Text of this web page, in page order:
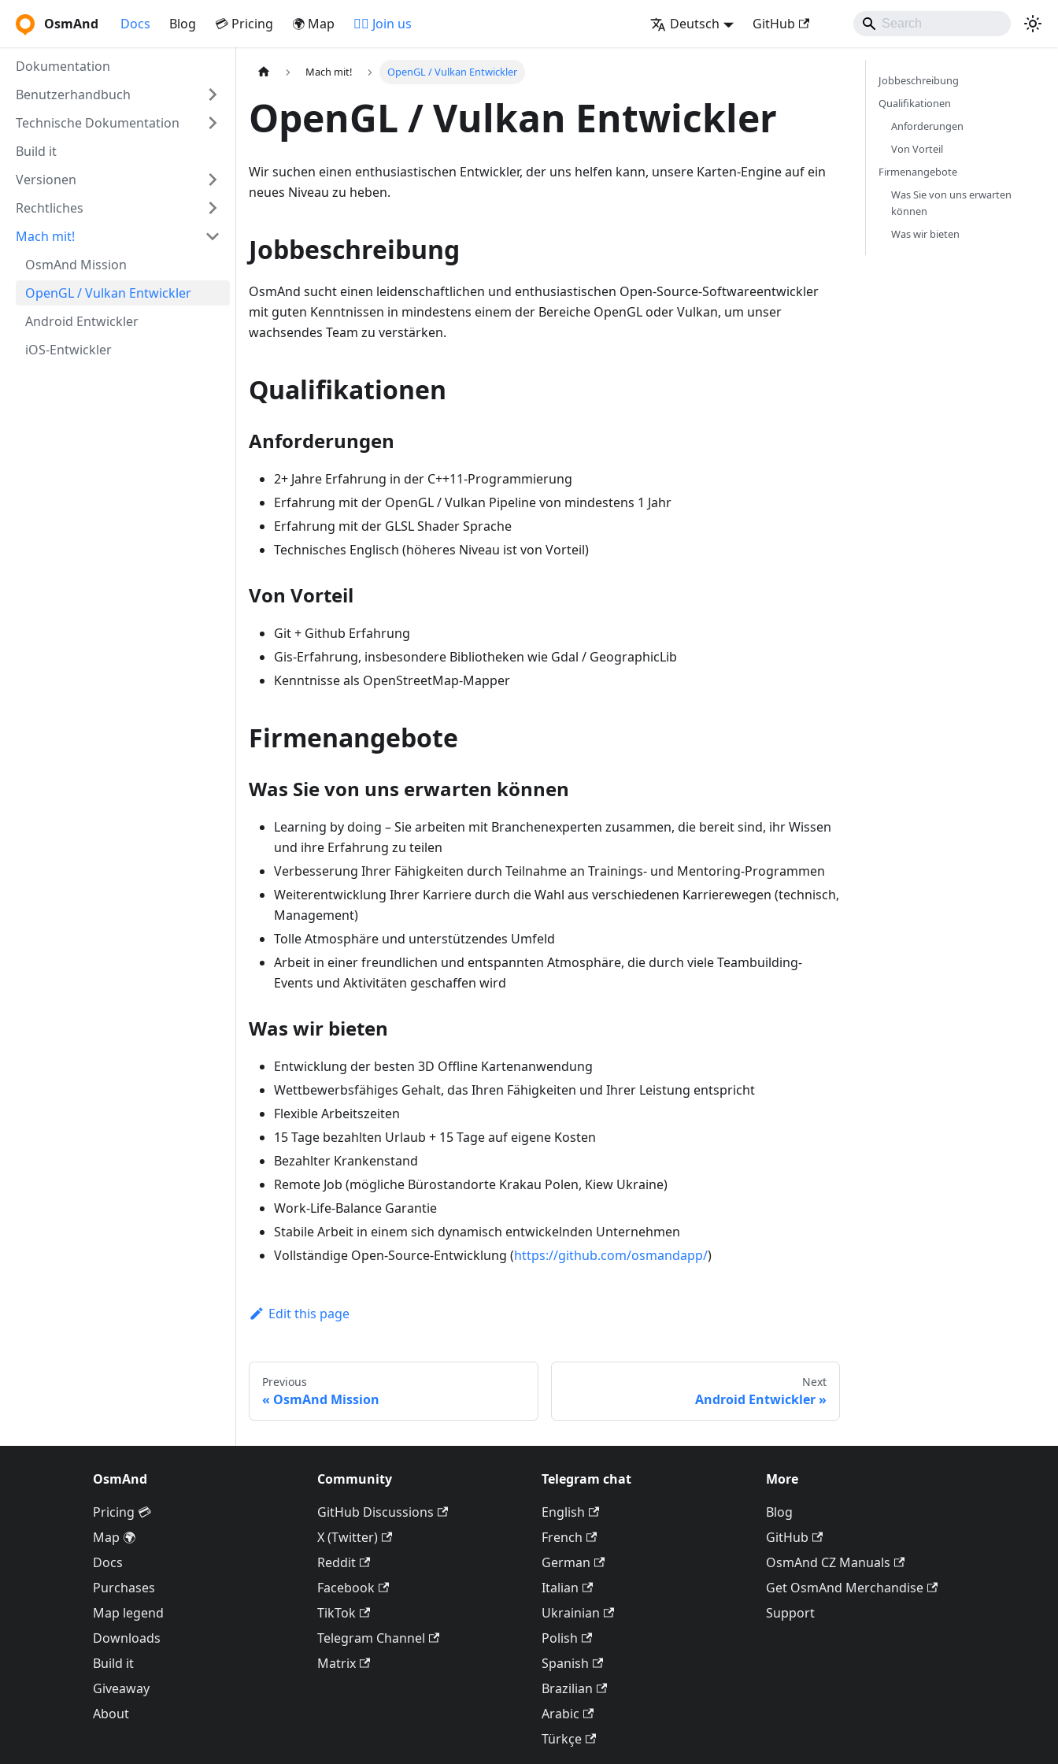
OsmAnd Docs Blog 💳 Pricing 🌍 Map 🚵‍♂️ Join us Deutsch GitHub
Dokumentation
Benutzerhandbuch
Technische Dokumentation
Build it
Versionen
Rechtliches
Mach mit!
OsmAnd Mission
OpenGL / Vulkan Entwickler
Android Entwickler
iOS-Entwickler
Mach mit! OpenGL / Vulkan Entwickler
OpenGL / Vulkan Entwickler
Wir suchen einen enthusiastischen Entwickler, der uns helfen kann, unsere Karten-Engine auf ein
neues Niveau zu heben.
Jobbeschreibung
OsmAnd sucht einen leidenschaftlichen und enthusiastischen Open-Source-Softwareentwickler
mit guten Kenntnissen in mindestens einem der Bereiche OpenGL oder Vulkan, um unser
wachsendes Team zu verstärken.
Qualifikationen
Anforderungen
2+ Jahre Erfahrung in der C++11-Programmierung
Erfahrung mit der OpenGL / Vulkan Pipeline von mindestens 1 Jahr
Erfahrung mit der GLSL Shader Sprache
Technisches Englisch (höheres Niveau ist von Vorteil)
Von Vorteil
Git + Github Erfahrung
Gis-Erfahrung, insbesondere Bibliotheken wie Gdal / GeographicLib
Kenntnisse als OpenStreetMap-Mapper
Firmenangebote
Was Sie von uns erwarten können
Learning by doing – Sie arbeiten mit Branchenexperten zusammen, die bereit sind, ihr Wissen
und ihre Erfahrung zu teilen
Verbesserung Ihrer Fähigkeiten durch Teilnahme an Trainings- und Mentoring-Programmen
Weiterentwicklung Ihrer Karriere durch die Wahl aus verschiedenen Karrierewegen (technisch,
Management)
Tolle Atmosphäre und unterstützendes Umfeld
Arbeit in einer freundlichen und entspannten Atmosphäre, die durch viele Teambuilding-
Events und Aktivitäten geschaffen wird
Was wir bieten
Entwicklung der besten 3D Offline Kartenanwendung
Wettbewerbsfähiges Gehalt, das Ihren Fähigkeiten und Ihrer Leistung entspricht
Flexible Arbeitszeiten
15 Tage bezahlten Urlaub + 15 Tage auf eigene Kosten
Bezahlter Krankenstand
Remote Job (mögliche Bürostandorte Krakau Polen, Kiew Ukraine)
Work-Life-Balance Garantie
Stabile Arbeit in einem sich dynamisch entwickelnden Unternehmen
Vollständige Open-Source-Entwicklung (https://github.com/osmandapp/)
Edit this page
Previous
OsmAnd Mission
Next
Android Entwickler
Jobbeschreibung
Qualifikationen
Anforderungen
Von Vorteil
Firmenangebote
Was Sie von uns erwarten
können
Was wir bieten
OsmAnd
Pricing 💳
Map 🌍
Docs
Purchases
Map legend
Downloads
Build it
Giveaway
About
Community
GitHub Discussions
X (Twitter)
Reddit
Facebook
TikTok
Telegram Channel
Matrix
Telegram chat
English
French
German
Italian
Ukrainian
Polish
Spanish
Brazilian
Arabic
Türkçe
More
Blog
GitHub
OsmAnd CZ Manuals
Get OsmAnd Merchandise
Support